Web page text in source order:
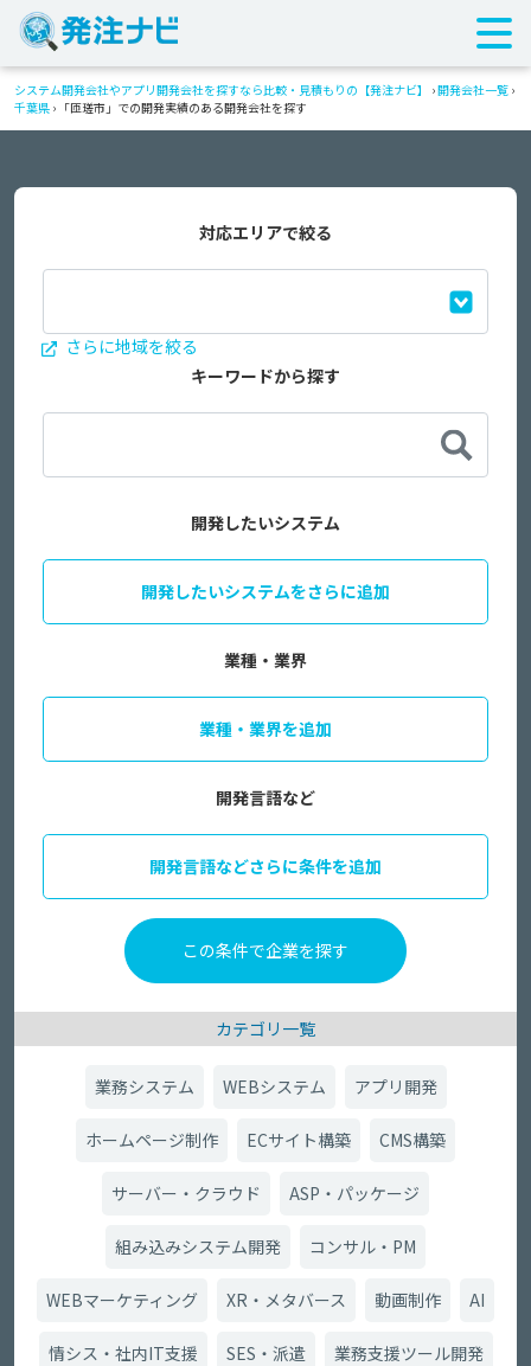
システム開発会社やアプリ開発会社を探すなら比較・見積もりの【発注ナビ】 ›開発会社一覧 ›
千葉県 › 「匝瑳市」での開発実績のある開発会社を探す
対応エリアで絞る
さらに地域を絞る
キーワードから探す
開発したいシステム
開発したいシステムをさらに追加
業種・業界
業種・業界を追加
開発言語など
開発言語などさらに条件を追加
カテゴリ一覧
業務システム WEBシステム アプリ開発
ホームページ制作 ECサイト構築 CMS構築
サーバー・クラウド ASP・パッケージ
組み込みシステム開発 コンサル・PM
WEBマーケティング XR・メタバース 動画制作 AI
情シス・社内IT支援 SES・派遣 業務支援ツール開発